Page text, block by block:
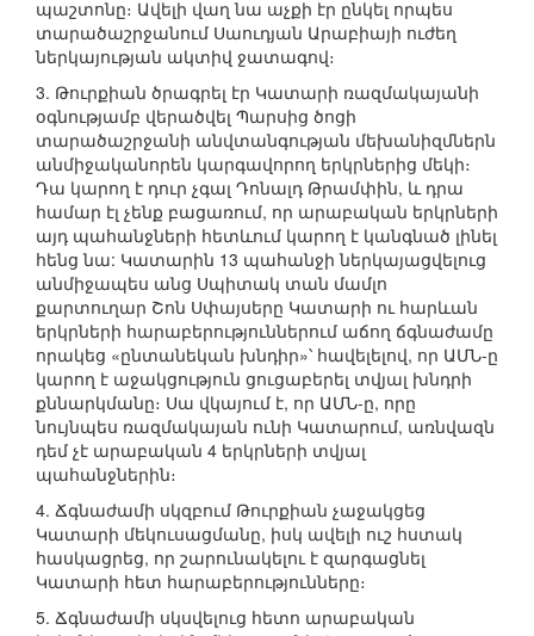
պաշտոնը։ Ավելի վաղ նա աչքի էր ընկել որպես
տարածաշրջանում Սաուդյան Արաբիայի ուժեղ
ներկայության ակտիվ ջատագով։
3. Թուրքիան ծրագրել էր Կատարի ռազմակայանի
օգնությամբ վերածվել Պարսից ծոցի
տարածաշրջանի անվտանգության մեխանիզմներն
անմիջականորեն կարգավորող երկրներից մեկի։
Դա կարող է դուր չգալ Դոնալդ Թրամփին, և դրա
համար էլ չենք բացառում, որ արաբական երկրների
այդ պահանջների հետևում կարող է կանգնած լինել
հենց նա: Կատարին 13 պահանջի ներկայացվելուց
անմիջապես անց Սպիտակ տան մամլո
քարտուղար Շոն Սփայսերը Կատարի ու հարևան
երկրների հարաբերություններում աճող ճգնաժամը
որակեց «ընտանեկան խնդիր»՝ հավելելով, որ ԱՄՆ-ը
կարող է աջակցություն ցուցաբերել տվյալ խնդրի
քննարկմանը։ Սա վկայում է, որ ԱՄՆ-ը, որը
նույնպես ռազմակայան ունի Կատարում, առնվազն
դեմ չէ արաբական 4 երկրների տվյալ
պահանջներին։
4. Ճգնաժամի սկզբում Թուրքիան չաջակցեց
Կատարի մեկուսացմանը, իսկ ավելի ուշ հստակ
հասկացրեց, որ շարունակելու է զարգացնել
Կատարի հետ հարաբերությունները։
5. Ճգնաժամի սկսվելուց հետո արաբական